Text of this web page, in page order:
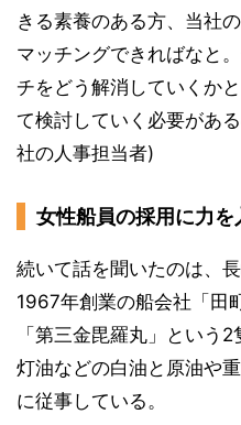
きる素養のある方、当社
マッチングできればなと
チをどう解消していくか
て検討していく必要があ
社の人事担当者)
女性船員の採用に力
続いて話を聞いたのは、
1967年創業の船会社「田
「第三金毘羅丸」という
灯油などの白油と原油や
に従事している。